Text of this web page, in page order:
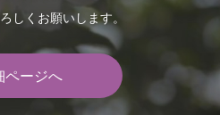
しくお願いします。
ページへ